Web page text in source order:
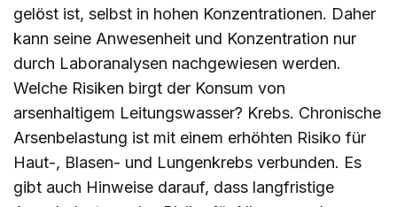
gelöst ist, selbst in hohen Konzentrationen. Daher
kann seine Anwesenheit und Konzentration nur
durch Laboranalysen nachgewiesen werden.
Welche Risiken birgt der Konsum von
arsenhaltigem Leitungswasser? Krebs. Chronische
Arsenbelastung ist mit einem erhöhten Risiko für
Haut-, Blasen- und Lungenkrebs verbunden. Es
gibt auch Hinweise darauf, dass langfristige